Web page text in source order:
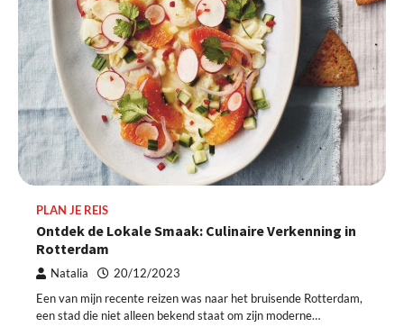
PLAN JE REIS
Ontdek de Lokale Smaak: Culinaire Verkenning in
Rotterdam
Natalia 20/12/2023
Een van mijn recente reizen was naar het bruisende Rotterdam,
een stad die niet alleen bekend staat om zijn moderne…